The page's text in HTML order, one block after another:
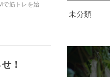
で筋トレを始
！
未分類